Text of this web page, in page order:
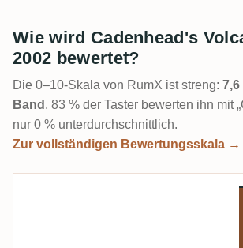
Wie wird Cadenhead's
2002 bewertet?
Die 0–10-Skala von RumX ist streng: 7,6
Band . 83 % der Taster bewerten ihn mit
nur 0 % unterdurchschnittlich.
Zur vollständigen Bewertungsskala →